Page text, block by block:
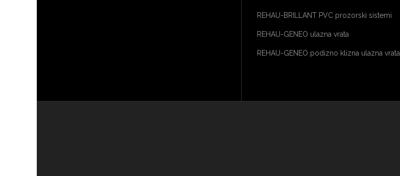
REHAU-BRILLANT PVC prozorski sistemi
REHAU-GENEO ulazna vrata
REHAU-GENEO podizno klizna ulazna vrata